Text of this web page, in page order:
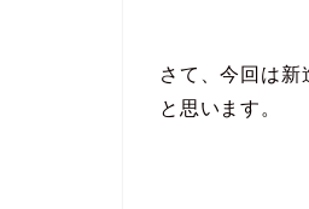
さて、今回は新
と思います。